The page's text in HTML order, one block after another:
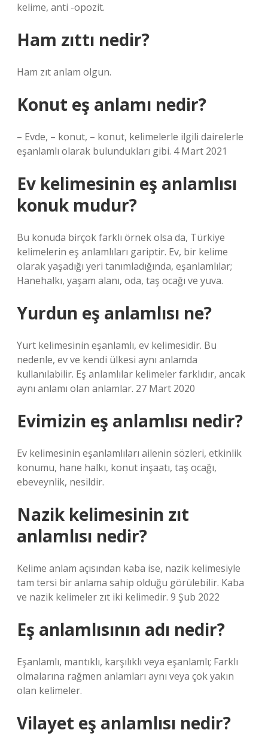
kelime, anti -opozit.
Ham zıttı nedir?
Ham zıt anlam olgun.
Konut eş anlamı nedir?
– Evde, – konut, – konut, kelimelerle ilgili dairelerle
eşanlamlı olarak bulundukları gibi. 4 Mart 2021
Ev kelimesinin eş anlamlısı
konuk mudur?
Bu konuda birçok farklı örnek olsa da, Türkiye
kelimelerin eş anlamlıları gariptir. Ev, bir kelime
olarak yaşadığı yeri tanımladığında, eşanlamlılar;
Hanehalkı, yaşam alanı, oda, taş ocağı ve yuva.
Yurdun eş anlamlısı ne?
Yurt kelimesinin eşanlamlı, ev kelimesidir. Bu
nedenle, ev ve kendi ülkesi aynı anlamda
kullanılabilir. Eş anlamlılar kelimeler farklıdır, ancak
aynı anlamı olan anlamlar. 27 Mart 2020
Evimizin eş anlamlısı nedir?
Ev kelimesinin eşanlamlıları ailenin sözleri, etkinlik
konumu, hane halkı, konut inşaatı, taş ocağı,
ebeveynlik, nesildir.
Nazik kelimesinin zıt
anlamlısı nedir?
Kelime anlam açısından kaba ise, nazik kelimesiyle
tam tersi bir anlama sahip olduğu görülebilir. Kaba
ve nazik kelimeler zıt iki kelimedir. 9 Şub 2022
Eş anlamlısının adı nedir?
Eşanlamlı, mantıklı, karşılıklı veya eşanlamlı; Farklı
olmalarına rağmen anlamları aynı veya çok yakın
olan kelimeler.
Vilayet eş anlamlısı nedir?